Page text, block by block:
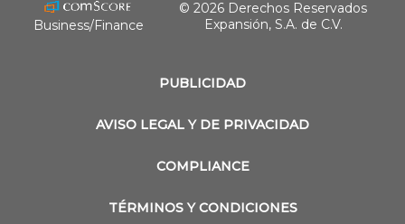
PUBLICIDAD
AVISO LEGAL Y DE PRIVACIDAD
COMPLIANCE
TÉRMINOS Y CONDICIONES
Business/Finance
© 2026 Derechos Reservados
Expansión, S.A. de C.V.